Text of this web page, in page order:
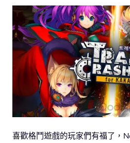
喜歡格鬥遊戲的玩家們有福了，